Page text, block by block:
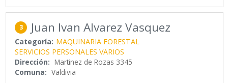
3 Juan Ivan Alvarez Vasquez
Categoría: MAQUINARIA FORESTAL
SERVICIOS PERSONALES VARIOS
Dirección: Martinez de Rozas 3345
Comuna: Valdivia